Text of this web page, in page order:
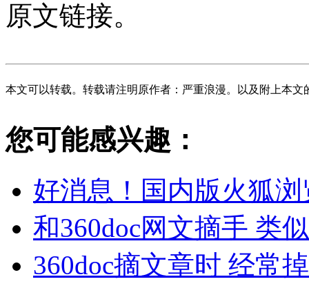
原文链接。
本文可以转载。转载请注明原作者：严重浪漫。以及附上本文
您可能感兴趣：
好消息！国内版火狐
和360doc网文摘手 类
360doc摘文章时 经常